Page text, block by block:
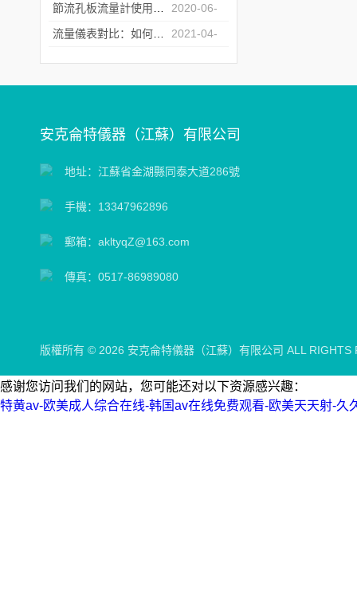
31
2020-06-
28
2021-04-
安克侖特儀器（江蘇）有限公司
地址：江蘇省金湖縣同泰大道286號
手機：13347962896
郵箱：akltyqZ@163.com
傳真：0517-86989080
版權所有 © 2026 安克侖特儀器（江蘇）有限公司 ALL RIGHTS
感谢您访问我们的网站，您可能还对以下资源感兴趣：
特黄av-欧美成人综合在线-韩国av在线免费观看-欧美天天射-